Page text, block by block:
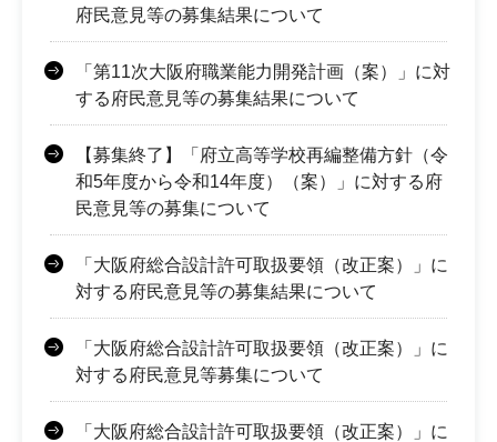
府民意見等の募集結果について
「第11次大阪府職業能力開発計画（案）」に対
する府民意見等の募集結果について
【募集終了】「府立高等学校再編整備方針（令
和5年度から令和14年度）（案）」に対する府
民意見等の募集について
「大阪府総合設計許可取扱要領（改正案）」に
対する府民意見等の募集結果について
「大阪府総合設計許可取扱要領（改正案）」に
対する府民意見等募集について
「大阪府総合設計許可取扱要領（改正案）」に